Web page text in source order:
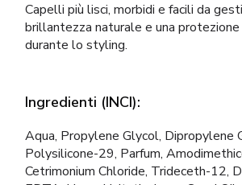
Capelli più lisci, morbidi e facili da
brillantezza naturale e una protezione
durante lo styling.
Ingredienti (INCI):
Aqua, Propylene Glycol, Dipropylene
Polysilicone-29, Parfum,
Cetrimonium Chloride, Trideceth-12,